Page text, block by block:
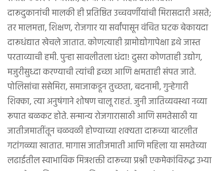
दारूदुकानांची मालकी ही प्रतिष्ठित उच्चवर्णीयांची मिरासदारी असते;
तर मालमत्ता, शिक्षण, रोजगार या सर्वांपासून वंचित घटक बेकायदा
दारूधंद्यात खेचले जातात. कोणत्याही ग्रामोद्योगापेक्षा इथे जास्त
परताव्याची हमी. पुन्हा सावलीतला धंदा! दुसरा कोणताही उद्योग,
मजुरीसुध्दा करण्याची त्यांची इच्छा आणि क्षमताही संपत जाते.
पोलिसांचा ससेमिरा, समाजाकडून तुच्छता, बदनामी, गुन्हेगारी
शिक्का, त्या अनुषंगाने शोषण चालू राहतं. जुनी जातिव्यवस्था नव्या
रूपात बळकट होते. सन्मान्य रोजगारासाठी आणि समतेसाठी या
जातीजमातींतून चळवळी होण्याच्या शक्यता दारूच्या बाटलीत
गटांगळ्या खातात. मागास जातीजमाती आणि महिला या समतेच्या
लढाईतील स्वाभाविक मित्रशक्ती दारूच्या प्रश्नी एकमेकांविरुद्ध उभ्या